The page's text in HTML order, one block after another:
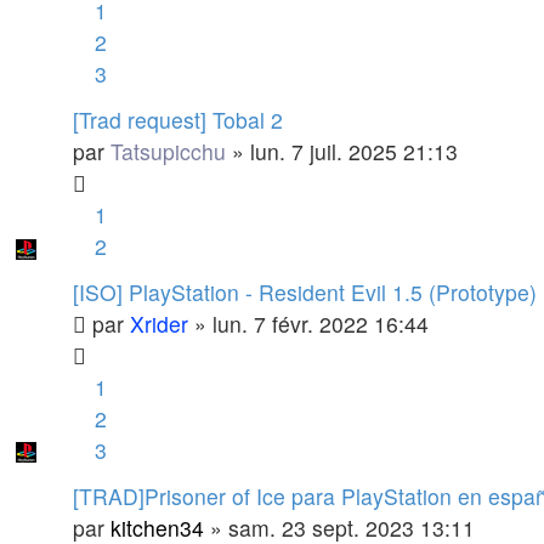
1
2
3
[Trad request] Tobal 2
par Tatsupicchu » lun. 7 juil. 2025 21:13
1
2
[ISO] PlayStation - Resident Evil 1.5 (Prototype)
par Xrider » lun. 7 févr. 2022 16:44
1
2
3
[TRAD]Prisoner of Ice para PlayStation en
par kitchen34 » sam. 23 sept. 2023 13:11